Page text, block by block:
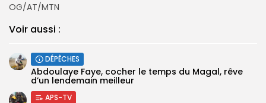
OG/AT/MTN
Voir aussi :
DÉPÊCHES
Abdoulaye Faye, cocher le temps du Magal, rêve
d’un lendemain meilleur
APS-TV